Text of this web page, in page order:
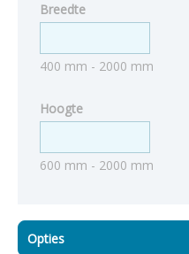
Breedte
400 mm - 2000 mm
Hoogte
600 mm - 2000 mm
Opties